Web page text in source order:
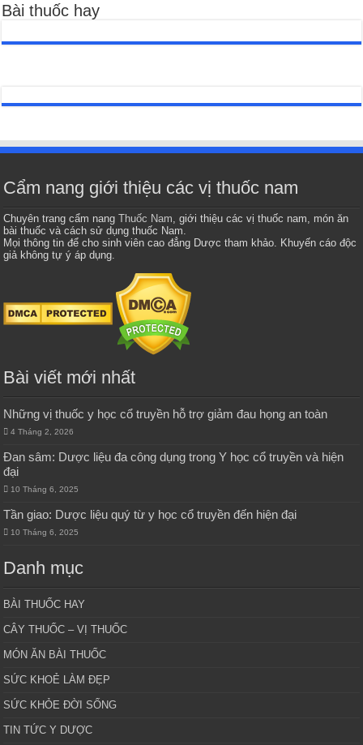
Bài thuốc hay
Cẩm nang giới thiệu các vị thuốc nam
Chuyên trang cẩm nangThuốc Nam , giới thiệu các vị thuốc nam, món ăn
bài thuốc và cách sử dụng thuốc Nam.
Mọi thông tin để cho sinh viên cao đẳng Dược tham khảo. Khuyến cáo độc
giả không tự ý áp dụng.
Bài viết mới nhất
Những vị thuốc y học cổ truyền hỗ trợ giảm đau họng an toàn
4 Tháng 2, 2026
Đan sâm: Dược liệu đa công dụng trong Y học cổ truyền và hiện
đại
10 Tháng 6, 2025
Tần giao: Dược liệu quý từ y học cổ truyền đến hiện đại
10 Tháng 6, 2025
Danh mục
BÀI THUỐC HAY
CÂY THUỐC – VỊ THUỐC
MÓN ĂN BÀI THUỐC
SỨC KHOẺ LÀM ĐẸP
SỨC KHỎE ĐỜI SỐNG
TIN TỨC Y DƯỢC